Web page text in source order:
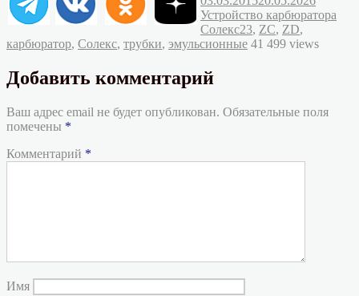
Устройство карбюратора
СолексМетки
23, ZC, ZD,
карбюратор, Солекс, трубки, эмульсионные 41 499 views
Добавить комментарий
Ваш адрес email не будет опубликован. Обязательные поля
помечены *
Комментарий *
Имя